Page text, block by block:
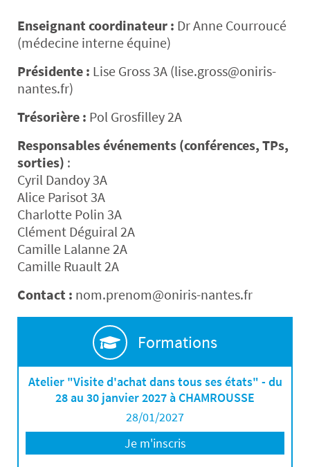
Enseignant coordinateur : Dr Anne Courroucé
(médecine interne équine)
Présidente : Lise Gross 3A (lise.gross@oniris-
nantes.fr)
Trésorière : Pol Grosfilley 2A
Responsables événements (conférences, TPs,
sorties) :
Cyril Dandoy 3A
Alice Parisot 3A
Charlotte Polin 3A
Clément Déguiral 2A
Camille Lalanne 2A
Camille Ruault 2A
Contact : nom.prenom@oniris-nantes.fr
Formations
Atelier "Visite d'achat dans tous ses états" - du
28 au 30 janvier 2027 à CHAMROUSSE
28/01/2027
Je m'inscris